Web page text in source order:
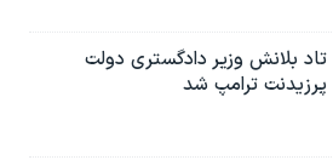
تاد بلانش وزیر دادگستری دولت
پرزیدنت ترامپ شد